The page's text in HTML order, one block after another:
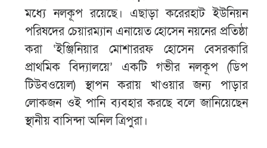
মধ্যে নলকূপ রয়েছে। এছাড়া করেরহাট ইউনিয়ন
পরিষদের চেয়ারম্যান এনায়েত হোসেন নয়নের প্রতিষ্ঠা
করা ‘ইঞ্জিনিয়ার মোশাররফ হোসেন বেসরকারি
প্রাথমিক বিদ্যালয়ে’ একটি গভীর নলকূপ (ডিপ
টিউবওয়েল) স্থাপন করায় খাওয়ার জন্য পাড়ার
লোকজন ওই পানি ব্যবহার করছে বলে জানিয়েছেন
স্থানীয় বাসিন্দা অনিল ত্রিপুরা।